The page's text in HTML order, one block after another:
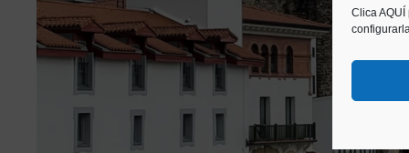
Clica AQUÍ